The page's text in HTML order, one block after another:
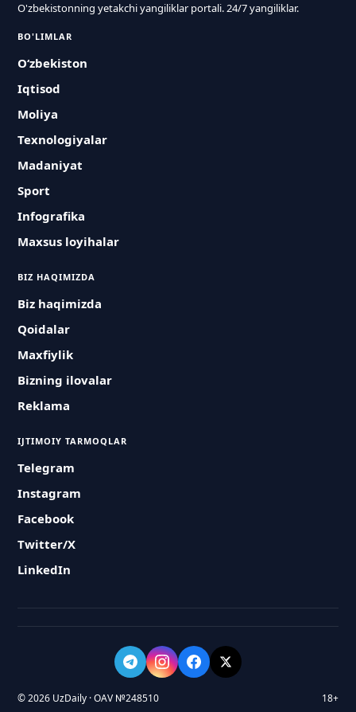
O'zbekistonning yetakchi yangiliklar portali. 24/7 yangiliklar.
BO'LIMLAR
O‘zbekiston
Iqtisod
Moliya
Texnologiyalar
Madaniyat
Sport
Infografika
Maxsus loyihalar
BIZ HAQIMIZDA
Biz haqimizda
Qoidalar
Maxfiylik
Bizning ilovalar
Reklama
IJTIMOIY TARMOQLAR
Telegram
Instagram
Facebook
Twitter/X
LinkedIn
© 2026 UzDaily · OAV №248510 18+